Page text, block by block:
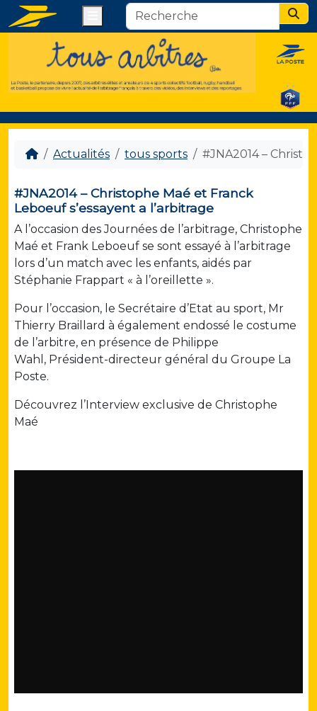
Actualités tous sports #JNA2014 –
#JNA2014 – Christophe Maé et Franck
Leboeuf s’essayent a l’arbitrage
A l’occasion des Journées de l’arbitrage, Christophe
Maé et Frank Leboeuf se sont essayé à l’arbitrage
lors d’un match avec les enfants, aidés par
Stéphanie Frappart « à l’oreillette ».
Pour l’occasion, le Secrétaire d’Etat au sport, Mr
Thierry Braillard à également endossé le costume
de l’arbitre, en présence de Philippe
Wahl, Président-directeur général du Groupe La
Poste.
Découvrez l’Interview exclusive de Christophe
Maé